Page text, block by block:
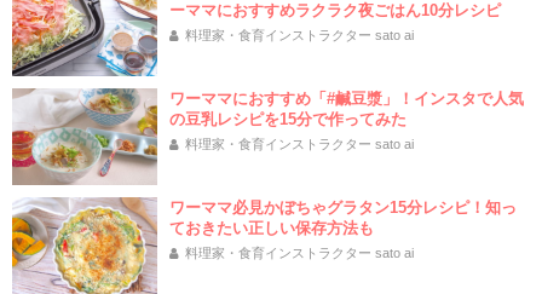
ーママにおすすめラクラク夜ごはん10分レシピ
料理家・食育インストラクター sato ai
ワーママにおすすめ「#鹹豆漿」！インスタで人気
の豆乳レシピを15分で作ってみた
料理家・食育インストラクター sato ai
ワーママ必見かぼちゃグラタン15分レシピ！知っ
ておきたい正しい保存方法も
料理家・食育インストラクター sato ai